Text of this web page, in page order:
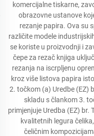
komercijalne tiskarne,
obrazovne ustanove
rezanje papira. Ova su
različite modele
se koriste u proizvodnji i
čepe za rezač knjiga
rezanja na iscrpljenu
kroz više listova papira
2. točkom (a) Uredbe (EZ)
skladu s člankom 3.
primjenjuje Uredba (EZ) br.
kvalitetnih legura
čeličnim